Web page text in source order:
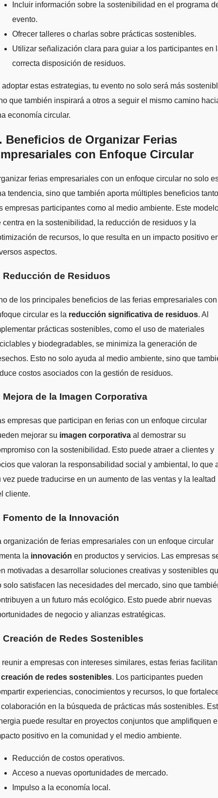
Incluir información sobre la sostenibilidad en el programa
evento.
Ofrecer talleres o charlas sobre prácticas sostenibles.
Utilizar señalización clara para guiar a los participantes en
correcta disposición de residuos.
adoptar estas estrategias, tu evento no solo será más
que también inspirará a otros a seguir el mismo camino
economía circular.
Beneficios de Organizar Ferias
con Enfoque Circular
ferias empresariales con un enfoque circular no solo
tendencia, sino que también aporta múltiples beneficios
empresas participantes como al medio ambiente. Este
centra en la sostenibilidad, la reducción de residuos y la
de recursos, lo que resulta en un impacto positivo
aspectos.
Reducción de Residuos
de los principales beneficios de las ferias empresariales con
circular es la reducción significativa de residuos. Al
prácticas sostenibles, como el uso de materiales
y biodegradables, se minimiza la generación de
Esto no solo ayuda al medio ambiente, sino que
costos asociados con la gestión de residuos.
Mejora de la Imagen Corporativa
empresas que participan en ferias con un enfoque circular
mejorar su imagen corporativa al demostrar su
con la sostenibilidad. Esto puede atraer a clientes y
que valoran la responsabilidad social y ambiental, lo que
vez puede traducirse en un aumento de las ventas y la lealtad
cliente.
Fomento de la Innovación
organización de ferias empresariales con un enfoque circular
la innovación en productos y servicios. Las empresas
motivadas a desarrollar soluciones creativas y sostenibles
solo satisfacen las necesidades del mercado, sino que
a un futuro más ecológico. Esto puede abrir nuevas
de negocio y alianzas estratégicas.
Creación de Redes Sostenibles
reunir a empresas con intereses similares, estas ferias facilitan
creación de redes sostenibles. Los participantes pueden
experiencias, conocimientos y recursos, lo que
en la búsqueda de prácticas más sostenibles.
puede resultar en proyectos conjuntos que amplifiquen
positivo en la comunidad y el medio ambiente.
Reducción de costos operativos.
Acceso a nuevas oportunidades de mercado.
Impulso a la economía local.